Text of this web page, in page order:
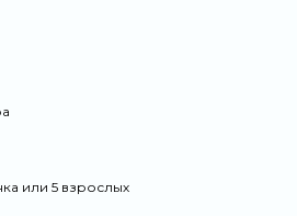
или 5 взрослых